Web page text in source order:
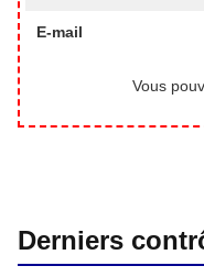
E-mail
Vous
Derniers